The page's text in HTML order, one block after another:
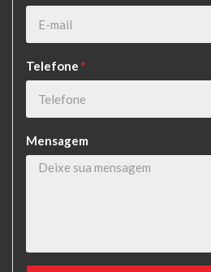
Telefone *
Mensagem